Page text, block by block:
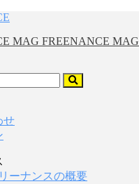
FREENANCE MAG
せ
ーナンスの概要